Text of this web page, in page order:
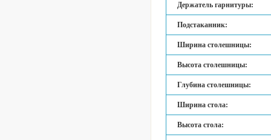
Держатель гарнитуры:
Подстаканник:
Ширина столешницы:
Высота столешницы:
Глубина столешницы:
Ширина стола:
Высота стола: